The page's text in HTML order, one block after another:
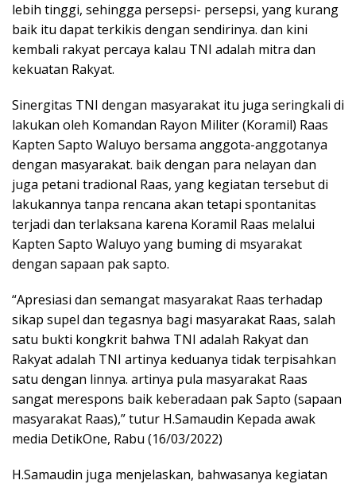
lebih tinggi, sehingga persepsi- persepsi, yang kurang
baik itu dapat terkikis dengan sendirinya. dan kini
kembali rakyat percaya kalau TNI adalah mitra dan
kekuatan Rakyat.
Sinergitas TNI dengan masyarakat itu juga seringkali di
lakukan oleh Komandan Rayon Militer (Koramil) Raas
Kapten Sapto Waluyo bersama anggota-anggotanya
dengan masyarakat. baik dengan para nelayan dan
juga petani tradional Raas, yang kegiatan tersebut di
lakukannya tanpa rencana akan tetapi spontanitas
terjadi dan terlaksana karena Koramil Raas melalui
Kapten Sapto Waluyo yang buming di msyarakat
dengan sapaan pak sapto.
“Apresiasi dan semangat masyarakat Raas terhadap
sikap supel dan tegasnya bagi masyarakat Raas, salah
satu bukti kongkrit bahwa TNI adalah Rakyat dan
Rakyat adalah TNI artinya keduanya tidak terpisahkan
satu dengan linnya. artinya pula masyarakat Raas
sangat merespons baik keberadaan pak Sapto (sapaan
masyarakat Raas),” tutur H.Samaudin Kepada awak
media DetikOne, Rabu (16/03/2022)
H.Samaudin juga menjelaskan, bahwasanya kegiatan